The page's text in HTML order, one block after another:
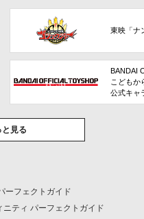
東映「ナ
BANDAI
こどもか
公式キャ
と見る
ーフェクトガイド
ティ パーフェクトガイド